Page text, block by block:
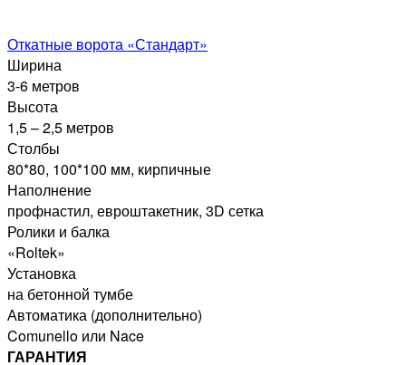
Откатные ворота «Стандарт»
Ширина
3-6 метров
Высота
1,5 – 2,5 метров
Столбы
80*80, 100*100 мм, кирпичные
Наполнение
профнастил, евроштакетник, 3D сетка
Ролики и балка
«Roltek»
Установка
на бетонной тумбе
Автоматика (дополнительно)
Comunello или Nace
ГАРАНТИЯ